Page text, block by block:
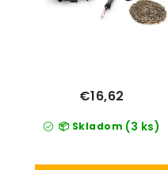
📦 Skladom (3 ks)
€16,62